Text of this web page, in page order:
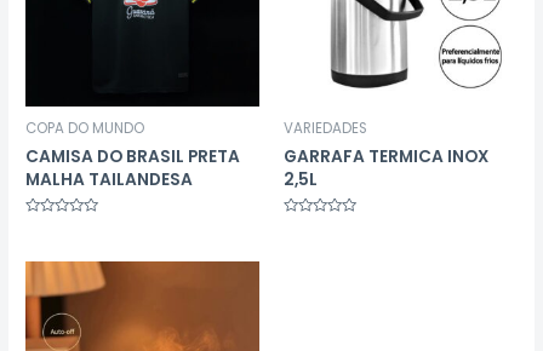
COPA DO MUNDO
CAMISA DO BRASIL PRETA
MALHA TAILANDESA
5
VARIEDADES
GARRAFA TERMICA INOX
2,5L